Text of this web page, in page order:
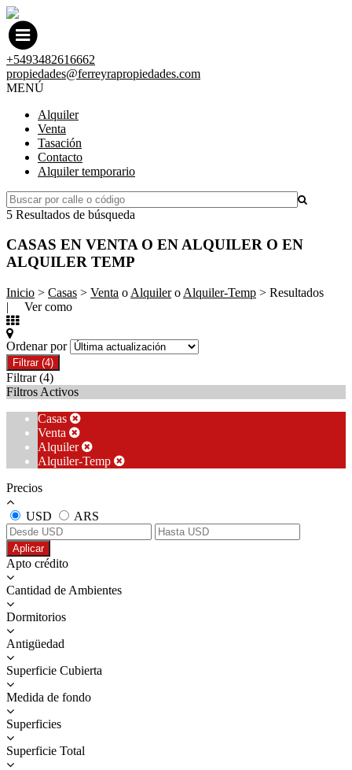
+5493482616662
propiedades@ferreyrapropiedades.com
MENÚ
Alquiler
Venta
Tasación
Contacto
Alquiler temporario
5 Resultados de búsqueda
CASAS EN VENTA O EN ALQUILER O EN
ALQUILER TEMP
Inicio > Casas > Venta o Alquilero Alquiler-Temp > Resultados
| Ver como
Ordenar por
Filtrar (4)
Filtrar (4)
Filtros Activos
Casas
Venta
Alquiler
Alquiler-Temp
Precios
USD ARS
Aplicar
Apto crédito
Cantidad de Ambientes
Dormitorios
Antigüedad
Superficie Cubierta
Medida de fondo
Superficies
Superficie Total